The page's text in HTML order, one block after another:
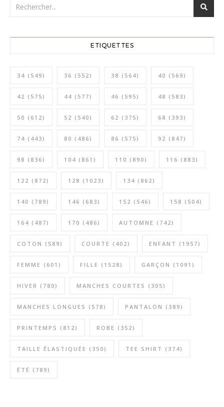
ETIQUETTES
34 (549) 36 (552) 38 (564) 40 (569)
42 (575) 44 (577) 46 (595) 48 (583)
50 (612) 52 (540) 62 (375) 68 (393)
74 (443) 80 (486) 86 (575) 92 (847)
98 (836) 104 (861) 110 (890) 116 (883)
122 (872) 128 (1023) 134 (862)
140 (789) 146 (683) 152 (546) 158 (504)
164 (487) 170 (486) AUTOMNE (742)
COTON (589) COURTE (402) ENFANT (1957)
FEMME (601) FILLE (1528) GARÇON (1091)
HIVER (780) MANCHES COURTES (305)
MANCHES LONGUES (578) PANTALON (389)
PRINTEMPS (812) ROBE (352)
TAILLE ÉLASTIQUÉE (350) TEE SHIRT (374)
ÉTÉ (789)